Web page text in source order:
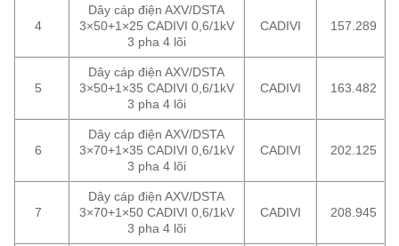
4
Dây cáp điện AXV/DSTA
3×50+1×25 CADIVI 0,6/1kV
3 pha 4 lõi
CADIVI 157.289
5
Dây cáp điện AXV/DSTA
3×50+1×35 CADIVI 0,6/1kV
3 pha 4 lõi
CADIVI 163.482
6
Dây cáp điện AXV/DSTA
3×70+1×35 CADIVI 0,6/1kV
3 pha 4 lõi
CADIVI 202.125
7
Dây cáp điện AXV/DSTA
3×70+1×50 CADIVI 0,6/1kV
3 pha 4 lõi
CADIVI 208.945